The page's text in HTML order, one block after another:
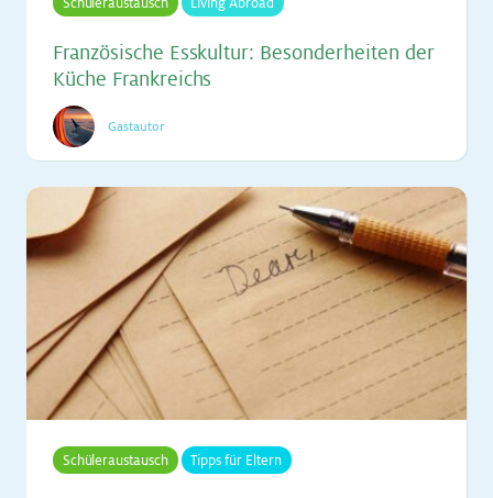
Fran­zö­si­sche Ess­kul­tur: Be­son­der­hei­ten der
Kü­che Frank­reichs
Gastautor
Schüleraustausch Tipps für Eltern